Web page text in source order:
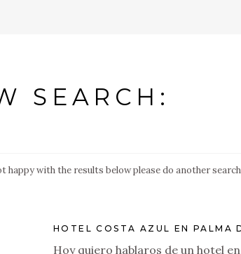
SEARCH:
happy with the results below please do another search
HOTEL COSTA AZUL EN PALMA
Hoy quiero hablaros de un hotel